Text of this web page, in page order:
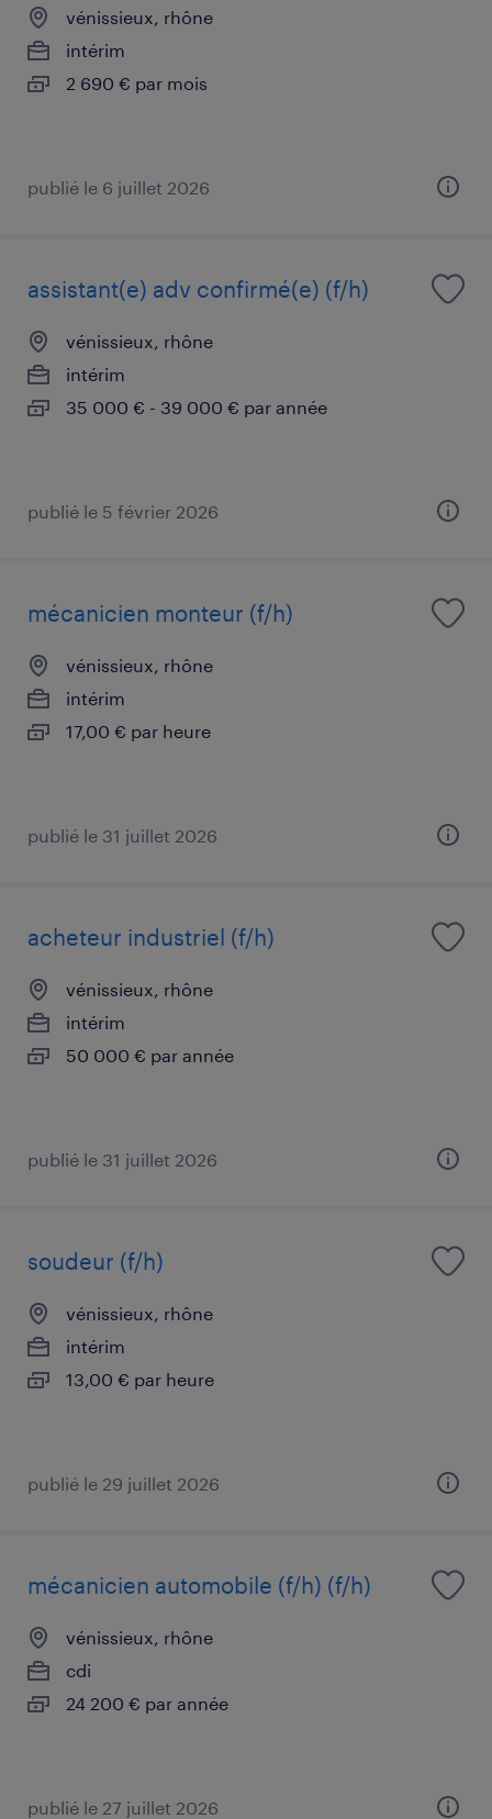
vénissieux, rhône
intérim
2 690 € par mois
publié le 6 juillet 2026
assistant(e) adv confirmé(e) (f/h)
vénissieux, rhône
intérim
35 000 € - 39 000 € par année
publié le 5 février 2026
mécanicien monteur (f/h)
vénissieux, rhône
intérim
17,00 € par heure
publié le 31 juillet 2026
acheteur industriel (f/h)
vénissieux, rhône
intérim
50 000 € par année
publié le 31 juillet 2026
soudeur (f/h)
vénissieux, rhône
intérim
13,00 € par heure
publié le 29 juillet 2026
mécanicien automobile (f/h) (f/h)
vénissieux, rhône
cdi
24 200 € par année
publié le 27 juillet 2026